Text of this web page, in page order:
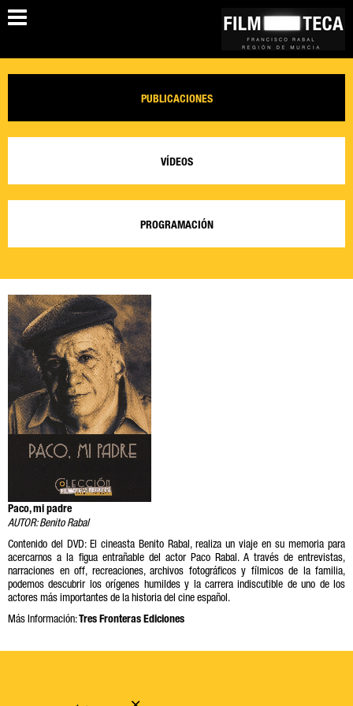
PUBLICACIONES
VÍDEOS
PROGRAMACIÓN
Paco, mi padre
AUTOR: Benito Rabal
Contenido del DVD: El cineasta Benito Rabal, realiza un viaje en su memoria para
acercarnos a la figua entrañable del actor Paco Rabal. A través de entrevistas,
narraciones en off, recreaciones, archivos fotográficos y fílmicos de la familia,
podemos descubrir los orígenes humildes y la carrera indiscutible de uno de los
actores más importantes de la historia del cine español.
Más Información: Tres Fronteras Ediciones